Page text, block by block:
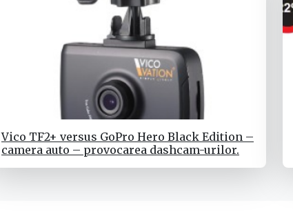
Vico TF2+ versus GoPro Hero Black Edition –
camera auto – provocarea dashcam-urilor.